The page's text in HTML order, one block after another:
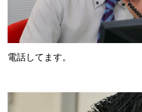
電話してます。